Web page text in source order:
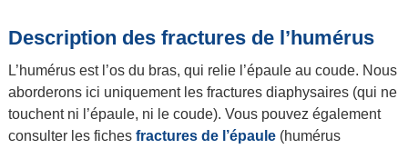
Description des fractures de l’humérus
L’humérus est l’os du bras, qui relie l’épaule au coude. Nous
aborderons ici uniquement les fractures diaphysaires (qui ne
touchent ni l’épaule, ni le coude). Vous pouvez également
consulter les fiches fractures de l’épaule(humérus